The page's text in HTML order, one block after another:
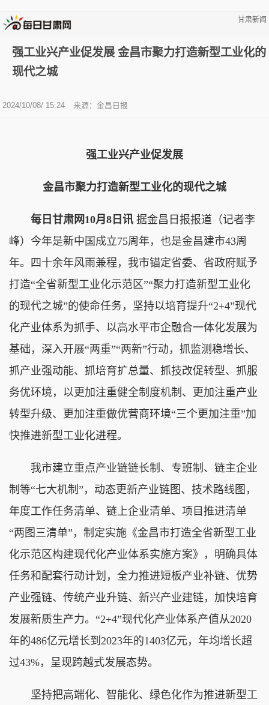
甘肃新闻
强工业兴产业促发展 金昌市聚力打造新型工业化的
现代之城
2024/10/08/ 15:24 来源：金昌日报
强工业兴产业促发展
金昌市聚力打造新型工业化的现代之城
每日甘肃网10月8日讯 据金昌日报报道（记者李
峰）今年是新中国成立75周年，也是金昌建市43周
年。四十余年风雨兼程，我市锚定省委、省政府赋予
打造“全省新型工业化示范区”“聚力打造新型工业化
的现代之城”的使命任务，坚持以培育提升“2+4”现代
化产业体系为抓手、以高水平市企融合一体化发展为
基础，深入开展“两重”“两新”行动，抓监测稳增长、
抓产业强动能、抓培育扩总量、抓技改促转型、抓服
务优环境，以更加注重健全制度机制、更加注重产业
转型升级、更加注重做优营商环境“三个更加注重”加
快推进新型工业化进程。
我市建立重点产业链链长制、专班制、链主企业
制等“七大机制”，动态更新产业链图、技术路线图，
年度工作任务清单、链上企业清单、项目推进清单
“两图三清单”，制定实施《金昌市打造全省新型工业
化示范区构建现代化产业体系实施方案》，明确具体
任务和配套行动计划，全力推进短板产业补链、优势
产业强链、传统产业升链、新兴产业建链，加快培育
发展新质生产力。“2+4”现代化产业体系产值从2020
年的486亿元增长到2023年的1403亿元，年均增长超
过43%，呈现跨越式发展态势。
坚持把高端化、智能化、绿色化作为推进新型工